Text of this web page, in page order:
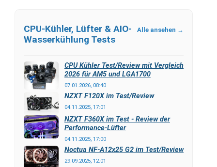
CPU-Kühler, Lüfter & AIO-
Wasserkühlung Tests
Alle ansehen →
CPU Kühler Test/Review mit Vergleich
2026 für AM5 und LGA1700
07.01.2026, 08:40
NZXT F120X im Test/Review
04.11.2025, 17:01
NZXT F360X im Test - Review der
Performance-Lüfter
04.11.2025, 17:00
Noctua NF-A12x25 G2 im Test/Review
29.09.2025, 12:01